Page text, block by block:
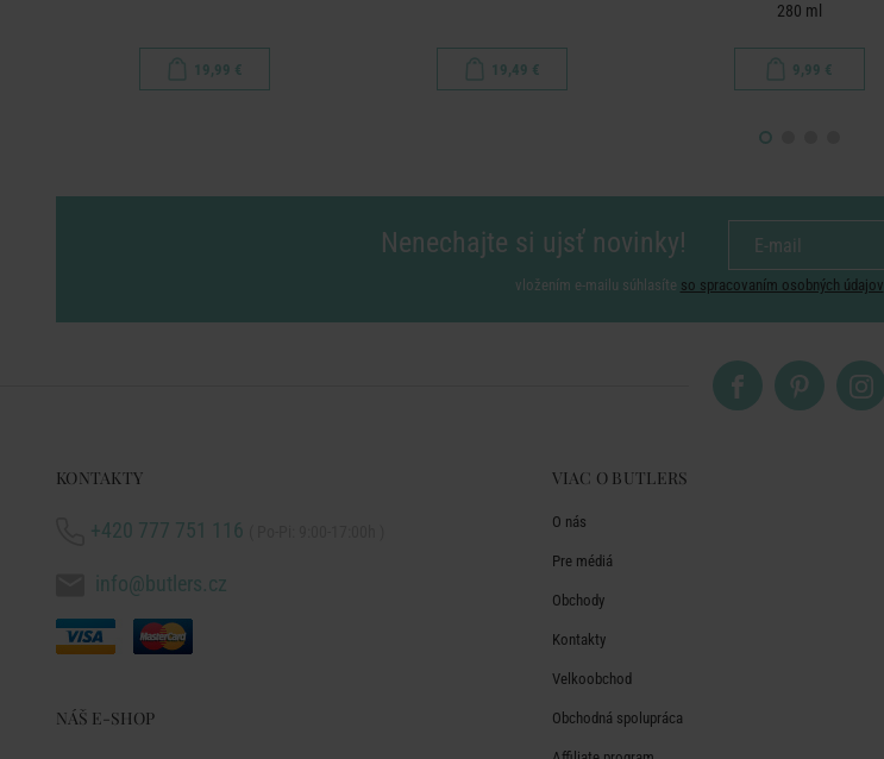
19,99 € 19,49 €
280 ml
9,99 €
Nenechajte si ujsť novinky!
vložením e-mailu súhlasíte so spracovaním osobných údajov
KONTAKTY
+420 777 751 116
info@butlers.cz
NÁŠ E-SHOP
VIAC O BUTLERS
O nás
Pre médiá
Obchody
Kontakty
Velkoobchod
Obchodná spolupráca